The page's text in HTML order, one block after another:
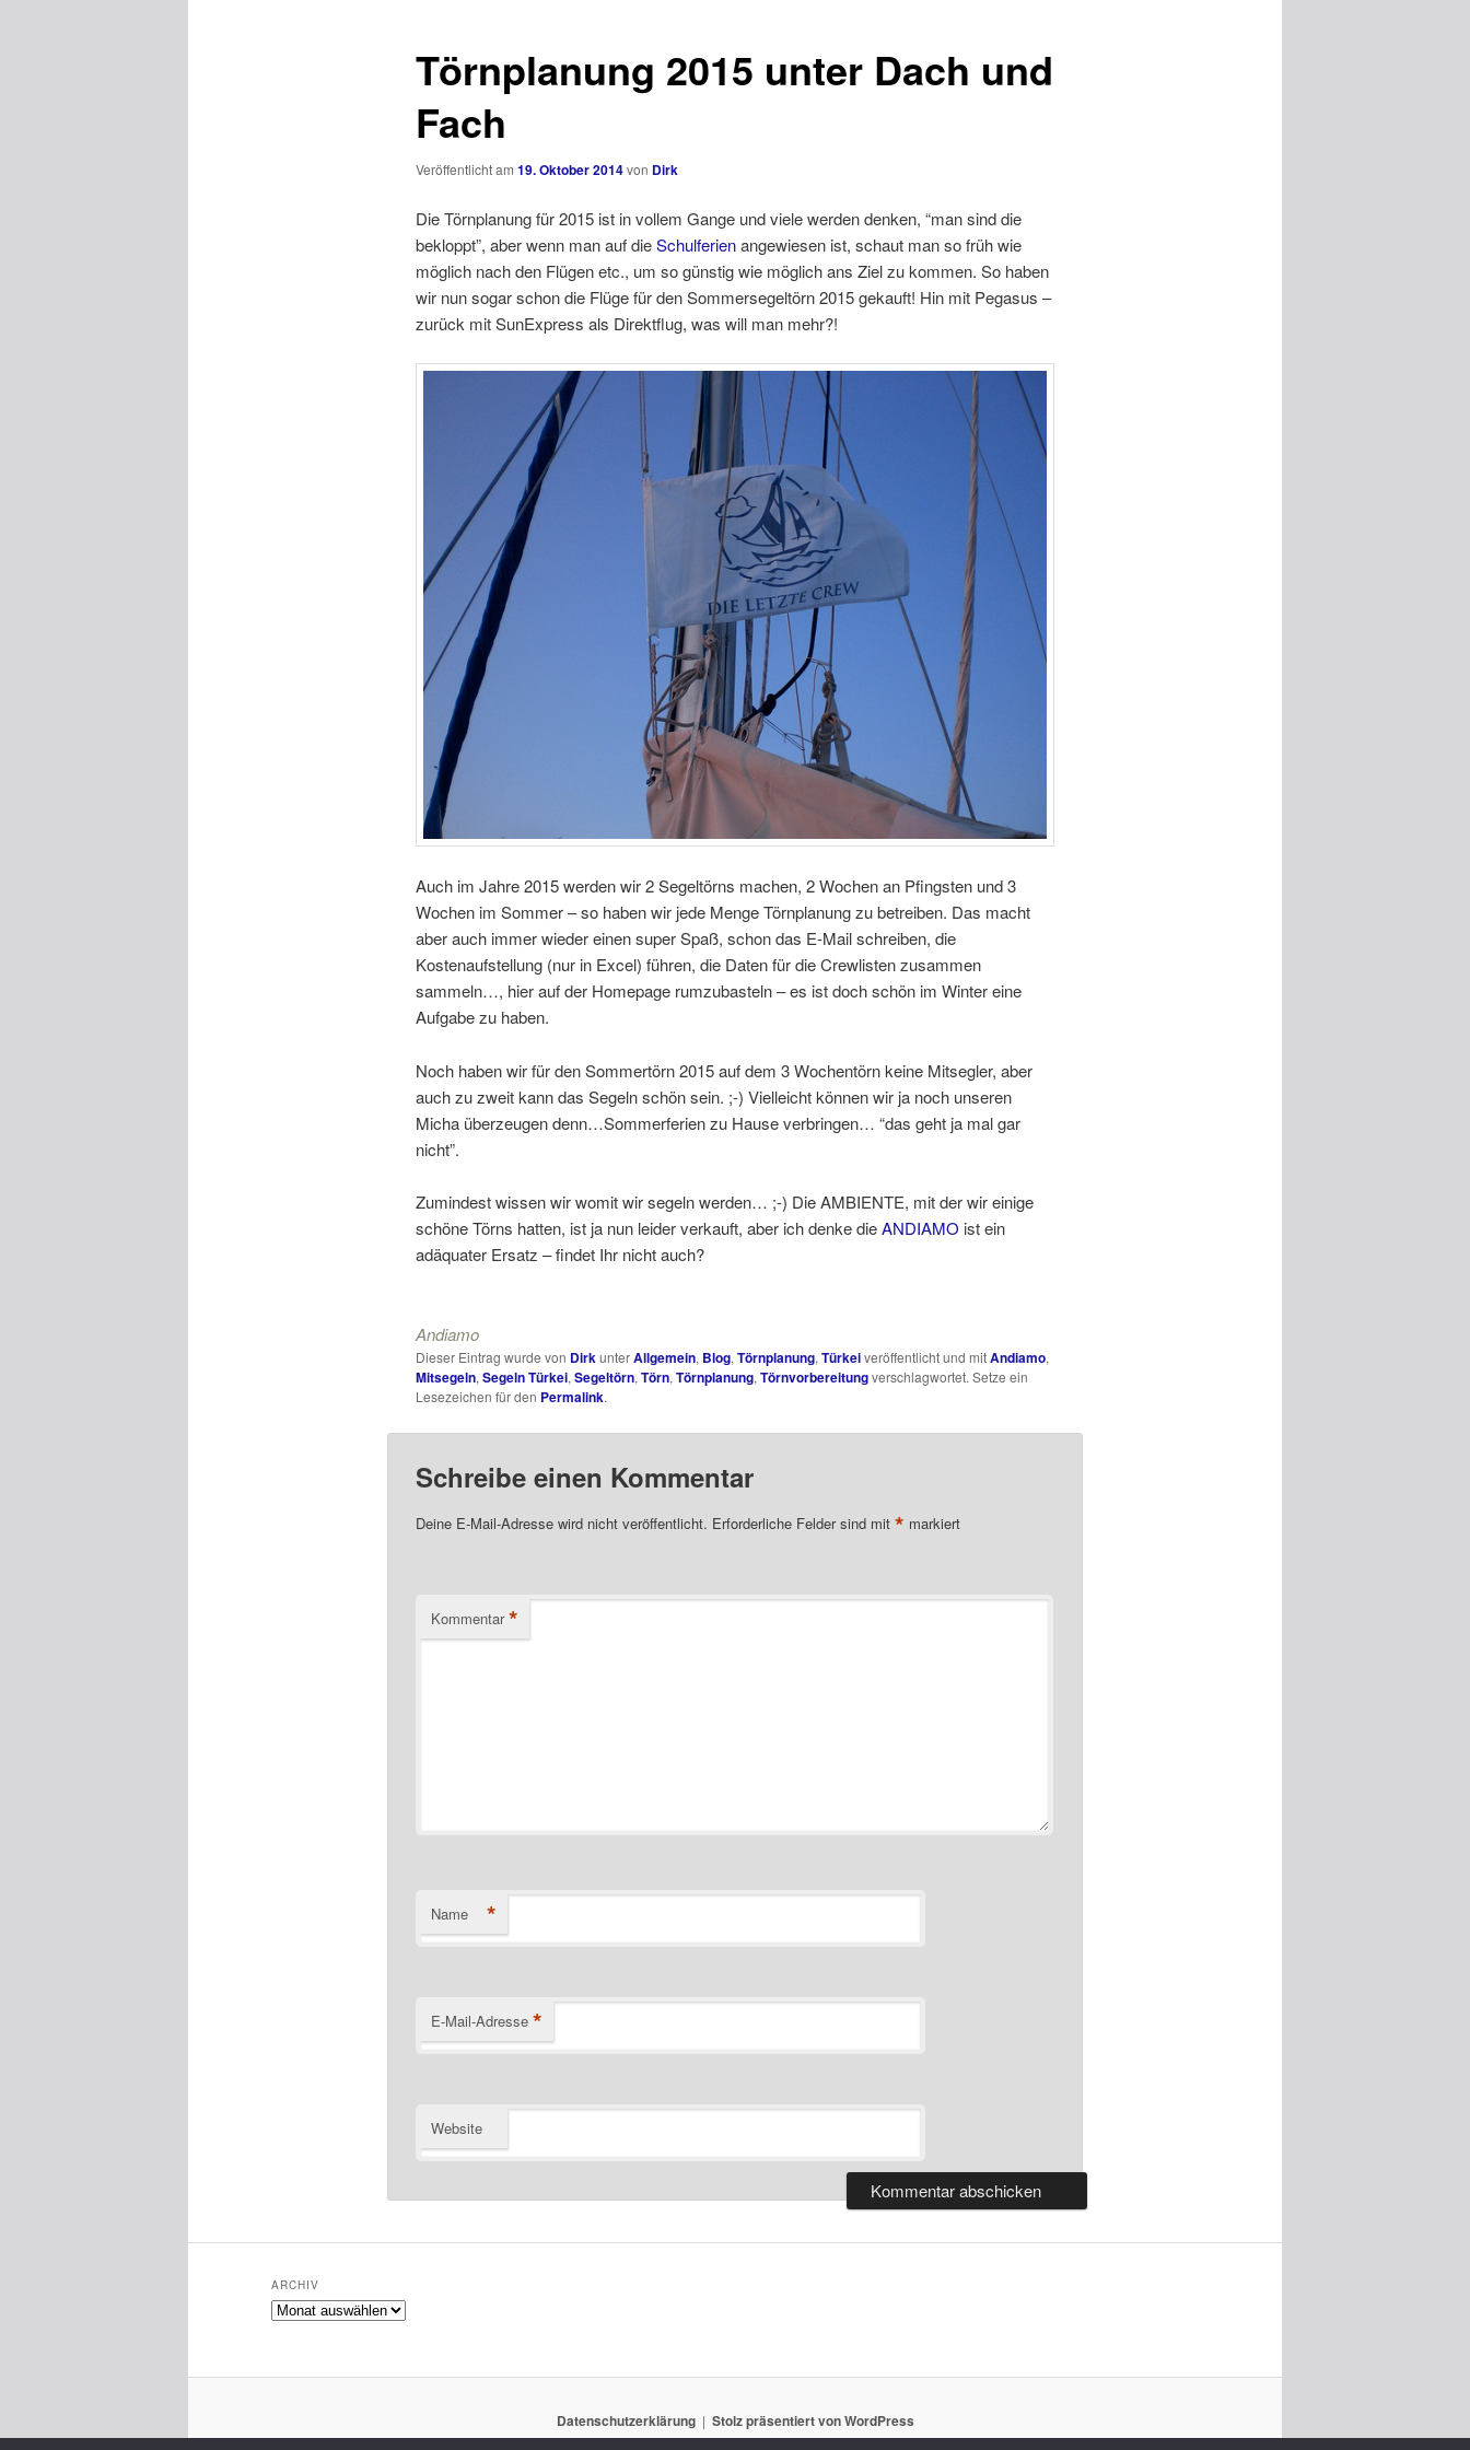
Törnplanung 2015 unter Dach und
Fach
Veröffentlicht am 19. Oktober 2014von Dirk
Die Törnplanung für 2015 ist in vollem Gange und viele werden denken, “man sind die
bekloppt”, aber wenn man auf dieSchulferienangewiesen ist, schaut man so früh wie
möglich nach den Flügen etc., um so günstig wie möglich ans Ziel zu kommen. So haben
wir nun sogar schon die Flüge für den Sommersegeltörn 2015 gekauft! Hin mit Pegasus –
zurück mit SunExpress als Direktflug, was will man mehr?!
Auch im Jahre 2015 werden wir 2 Segeltörns machen, 2 Wochen an Pfingsten und 3
Wochen im Sommer – so haben wir jede Menge Törnplanung zu betreiben. Das macht
aber auch immer wieder einen super Spaß, schon das E-Mail schreiben, die
Kostenaufstellung (nur in Excel) führen, die Daten für die Crewlisten zusammen
sammeln…, hier auf der Homepage rumzubasteln – es ist doch schön im Winter eine
Aufgabe zu haben.
Noch haben wir für den Sommertörn 2015 auf dem 3 Wochentörn keine Mitsegler, aber
auch zu zweit kann das Segeln schön sein. ;-) Vielleicht können wir ja noch unseren
Micha überzeugen denn…Sommerferien zu Hause verbringen… “das geht ja mal gar
nicht”.
Zumindest wissen wir womit wir segeln werden… ;-) Die AMBIENTE, mit der wir einige
schöne Törns hatten, ist ja nun leider verkauft, aber ich denke dieANDIAMO ist ein
adäquater Ersatz – findet Ihr nicht auch?
Andiamo
Dieser Eintrag wurde von DirkunterAllgemein, Blog, Törnplanung, Türkeiveröffentlicht und mitAndiamo,
Mitsegeln, Segeln Türkei, Segeltörn, Törn, Törnplanung, Törnvorbereitungverschlagwortet. Setze ein
Lesezeichen für den Permalink.
Schreibe einen Kommentar
Deine E-Mail-Adresse wird nicht veröffentlicht. Erforderliche Felder sind mit * markiert
Kommentar *
Name *
E-Mail-Adresse *
Website
ARCHIV
Archiv
Datenschutzerklärung Stolz präsentiert von WordPress